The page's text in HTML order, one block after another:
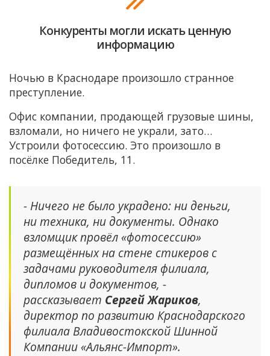
Конкуренты могли искать ценную
информацию
Ночью в Краснодаре произошло странное
преступление.
Офис компании, продающей грузовые шины,
взломали, но ничего не украли, зато…
Устроили фотосессию. Это произошло в
посёлке Победитель, 11.
- Ничего не было украдено: ни деньги,
ни техника, ни документы. Однако
взломщик провёл «фотосессию»
размещённых на стене стикеров с
задачами руководителя филиала,
дипломов и документов, -
рассказывает Сергей Жариков,
директор по развитию Краснодарского
филиала Владивостокской Шинной
Компании «Альянс-Импорт».